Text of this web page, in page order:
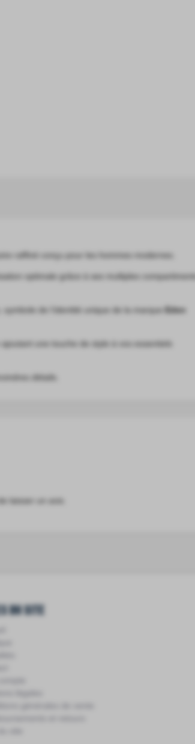
raffiné conçu pour les hommes modernes.
optimale grâce à ses multiples compartiments
de l’identité unique de la marque
Eden
une touche de style à vos essentiels
détails.
laisser un avis.
du site